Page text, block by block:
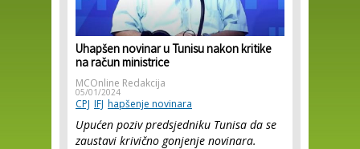
Uhapšen novinar u Tunisu nakon kritike
na račun ministrice
MCOnline Redakcija
05/01/2024
CPJ IFJ hapšenje novinara
Upućen poziv predsjedniku Tunisa da se
zaustavi krivično gonjenje novinara.